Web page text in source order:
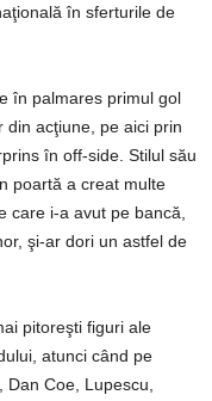
în sferturile de
în palmares primul gol
acţiune, pe aici prin
în off-side. Stilul său
poartă a creat multe
care i-a avut pe bancă,
şi-ar dori un astfel de
pitoreşti figuri ale
atunci când pe
Coe, Lupescu,